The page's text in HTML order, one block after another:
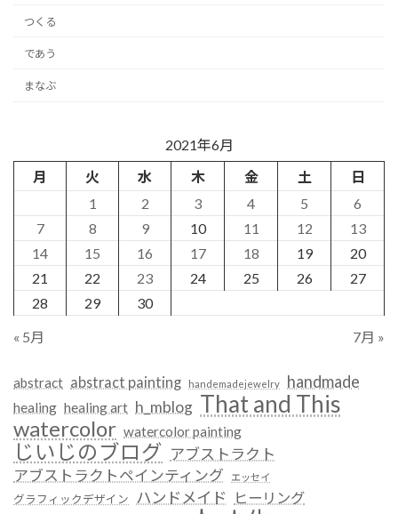
つくる
であう
まなぶ
2021年6月
月
火 水 木 金 土
日
1
2 3 4 5
6
7
8 9 10 11 12
13
14
15 16 17 18 19
20
21
22 23 24 25 26
27
28
29 30
« 5月 7月 »
abstract abstract painting handemadejewelry handmade
healing healing art h_mblog That and This
watercolor watercolor painting
じいじのブログ アブストラクト
アブストラクトペインティング
エッセイ
グラフィックデザイン ハンドメイド ヒーリング